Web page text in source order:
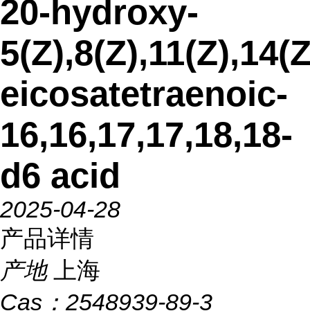
20-hydroxy-
eicosatetraenoic-
16,16,17,17,18,18-
d6 acid
2025-04-28
产品详情
产地
上海
Cas： 2548939-89-3